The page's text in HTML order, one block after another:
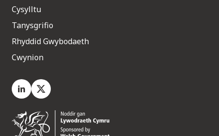
Cysylltu
Tanysgrifio
Rhyddid Gwybodaeth
Cwynion
LinkedIn
X.com